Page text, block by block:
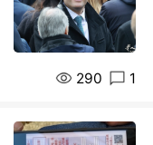
290 1